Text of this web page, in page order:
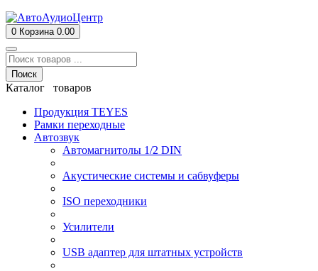
0 Корзина 0.00
Поиск
Каталог товаров
Продукция TEYES
Рамки переходные
Автозвук
Автомагнитолы 1/2 DIN
Акустические системы и сабвуферы
ISO переходники
Усилители
USB адаптер для штатных устройств